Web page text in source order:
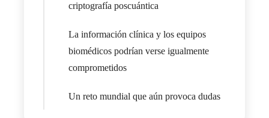
criptografía poscuántica
La información clínica y los equipos
biomédicos podrían verse igualmente
comprometidos
Un reto mundial que aún provoca dudas